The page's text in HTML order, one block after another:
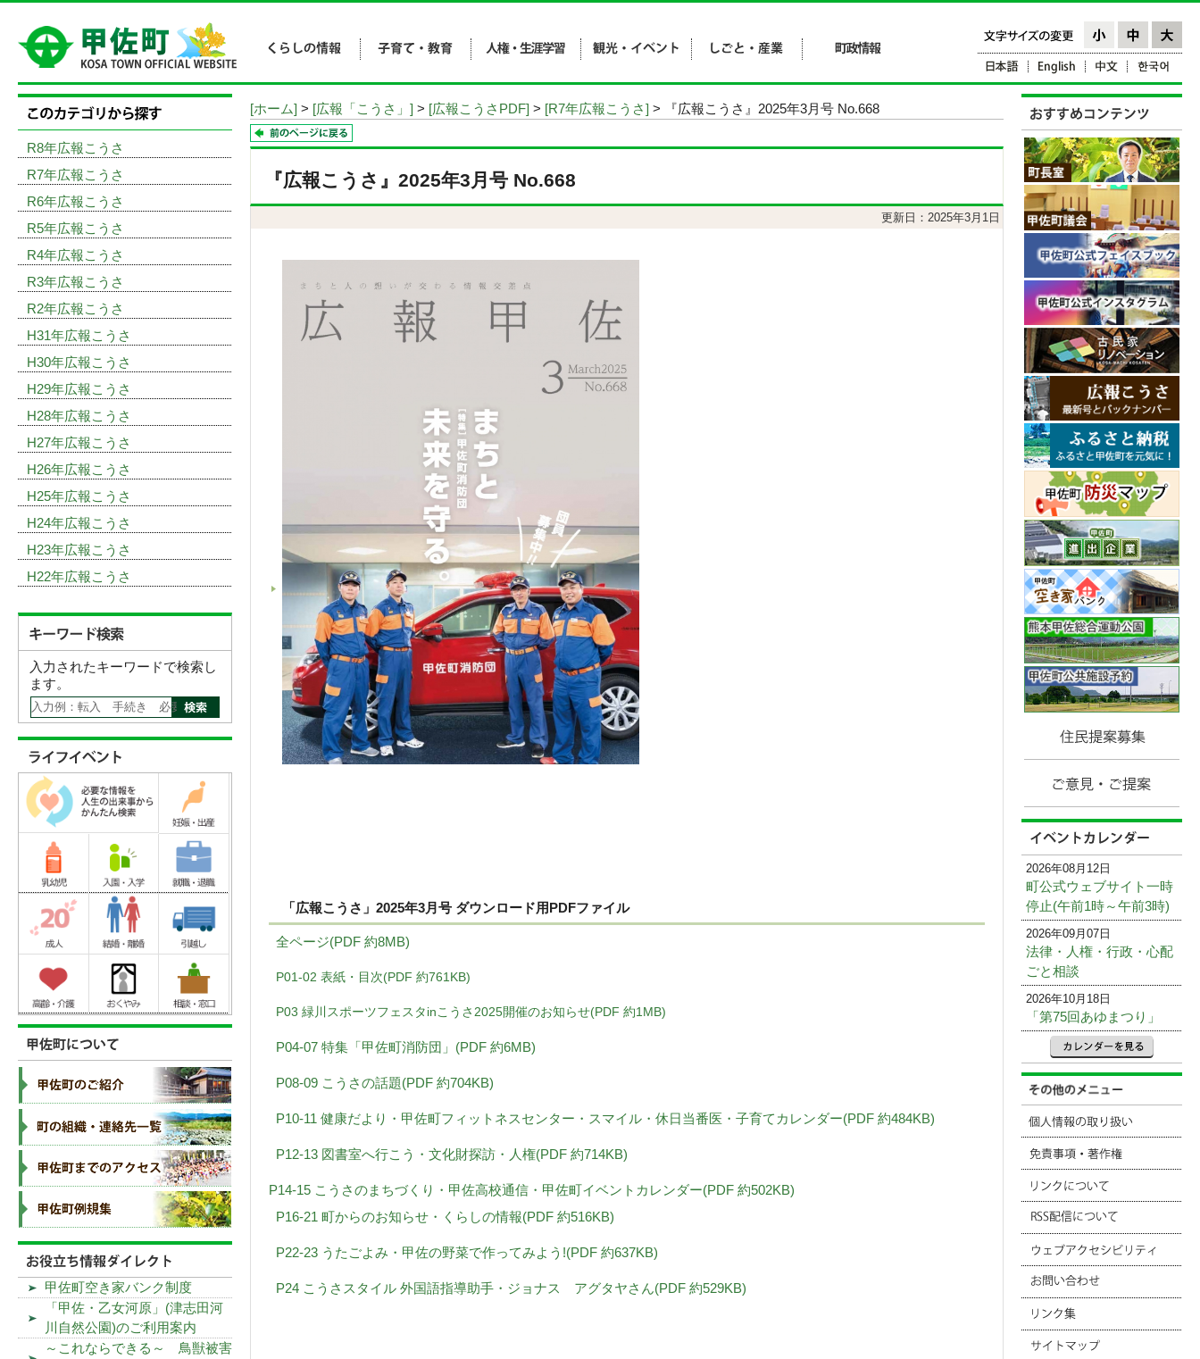
[ホーム] > [広報「こうさ」] > [広報こうさPDF] > [R7年広報こうさ] > 『広報こうさ』2025年3月号 No.668
『広報こうさ』2025年3月号 No.668
更新日：2025年3月1日
「広報こうさ」2025年3月号 ダウンロード用PDFファイル
全ページ(PDF 約8MB)
P01-02 表紙・目次(PDF 約761KB)
P03 緑川スポーツフェスタinこうさ2025開催のお知らせ(PDF 約1MB)
P04-07 特集「甲佐町消防団」(PDF 約6MB)
P08-09 こうさの話題(PDF 約704KB)
P10-11 健康だより・甲佐町フィットネスセンター・スマイル・休日当番医・子育てカレンダー(PDF 約484KB)
P12-13 図書室へ行こう・文化財探訪・人権(PDF 約714KB)
P14-15 こうさのまちづくり・甲佐高校通信・甲佐町イベントカレンダー(PDF 約502KB)
P16-21 町からのお知らせ・くらしの情報(PDF 約516KB)
P22-23 うたごよみ・甲佐の野菜で作ってみよう!(PDF 約637KB)
P24 こうさスタイル 外国語指導助手・ジョナス アグタヤさん(PDF 約529KB)
2026年08月12日
町公式ウェブサイト一時
停止(午前1時～午前3時)
2026年09月07日
法律・人権・行政・心配
ごと相談
2026年10月18日
「第75回あゆまつり」
R8年広報こうさ
R7年広報こうさ
R6年広報こうさ
R5年広報こうさ
R4年広報こうさ
R3年広報こうさ
R2年広報こうさ
H31年広報こうさ
H30年広報こうさ
H29年広報こうさ
H28年広報こうさ
H27年広報こうさ
H26年広報こうさ
H25年広報こうさ
H24年広報こうさ
H23年広報こうさ
H22年広報こうさ
入力されたキーワードで検索し
ます。
甲佐町空き家バンク制度
「甲佐・乙女河原」(津志田河
川自然公園)のご利用案内
～これならできる～ 鳥獣被害